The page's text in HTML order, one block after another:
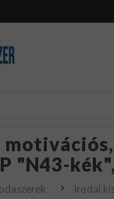
"N43-
Irodai